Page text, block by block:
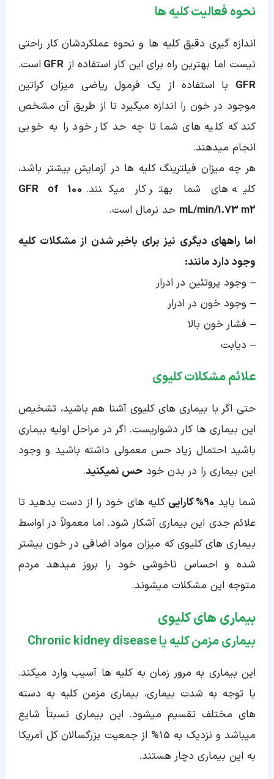
نحوه فعالیت کلیه ها
اندازه گیری دقیق کلیه ها و نحوه عملکردشان کار راحتی
نیست اما بهترین راه برای این کار استفاده از GFR است.
GFR با استفاده از یک فرمول ریاضی میزان کراتین
موجود در خون را اندازه میگیرد تا از طریق آن مشخص
کند که کلیه های شما تا چه حد کار خود را به خوبی
انجام میدهند.
هر چه میزان فیلترینگ کلیه ها در آزمایش بیشتر باشد،
کلیه های شما بهتر کار میکنند. GFR of 100
mL/min/1.73 m2 حد نرمال است.
اما راههای دیگری نیز برای باخبر شدن از مشکلات کلیه
وجود دارد مانند:
– وجود پروتئین در ادرار
– وجود خون در ادرار
– فشار خون بالا
– دیابت
علائم مشکلات کلیوی
حتی اگر با بیماری های کلیوی آشنا هم باشید، تشخیص
این بیماری ها کار دشواریست. اگر در مراحل اولیه بیماری
باشید احتمال زیاد حس معمولی داشته باشید و وجود
این بیماری را در بدن خود حس نمیکنید.
شما باید 90% کارایی
کلیه های خود را از دست بدهید تا
علائم جدی این بیماری آشکار شود. اما معمولاً در اواسط
بیماری های کلیوی که میزان مواد اضافی در خون بیشتر
شده و احساس ناخوشی خود را بروز میدهد مردم
متوجه این مشکلات میشوند.
بیماری های کلیوی
بیماری مزمن کلیه یا Chronic kidney disease
این بیماری به مرور زمان به کلیه ها آسیب وارد میکند.
با توجه به شدت بیماری، بیماری مزمن کلیه به دسته
های مختلف تقسیم میشود. این بیماری نسبتاً شایع
میباشد و نزدیک به 15% از جمعیت بزرگسالان کل آمریکا
به این بیماری دچار هستند.